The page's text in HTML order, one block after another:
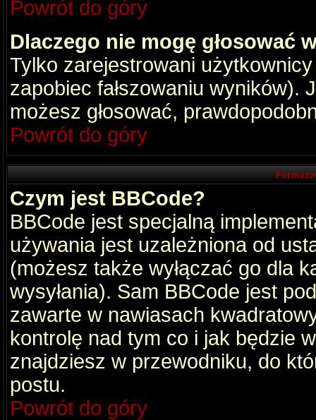
Powrót do góry
Dlaczego nie mogę głosować
Tylko zarejestrowani
zapobiec fałszowaniu wyników).
możesz głosować,
Powrót do góry
Czym jest BBCode?
BBCode jest specjalną
używania jest uzależniona od
(możesz także wyłączać go dla
wysyłania). Sam BBCode jest
zawarte w nawiasach
kontrolę nad tym co i jak będzie
znajdziesz w przewodniku, do
postu.
Powrót do góry